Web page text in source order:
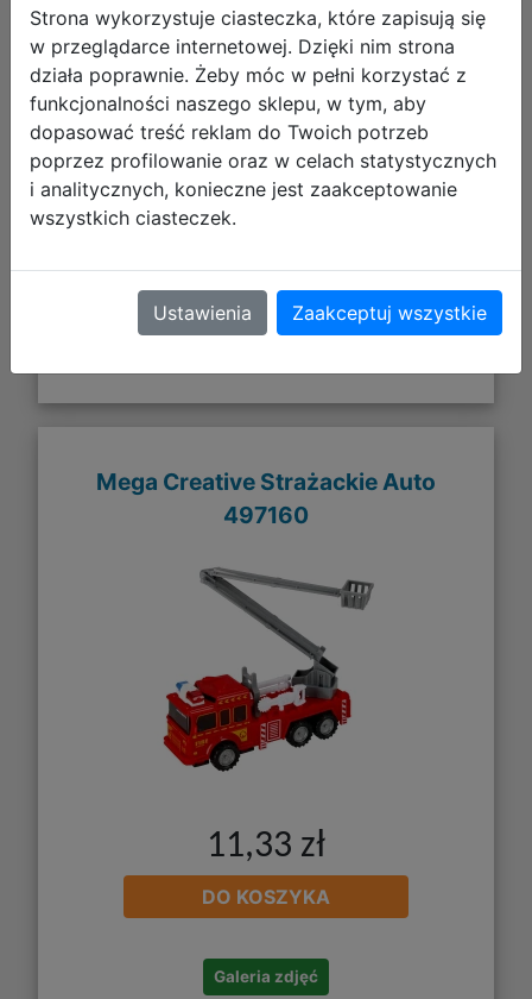
17,42 zł
DO KOSZYKA
Galeria zdjęć
Mega Creative Strażackie Auto
497160
11,33 zł
DO KOSZYKA
Galeria zdjęć
Strona wykorzystuje ciasteczka, które zapisują się
w przeglądarce internetowej. Dzięki nim strona
działa poprawnie. Żeby móc w pełni korzystać z
funkcjonalności naszego sklepu, w tym, aby
dopasować treść reklam do Twoich potrzeb
poprzez profilowanie oraz w celach statystycznych
i analitycznych, konieczne jest zaakceptowanie
wszystkich ciasteczek.
Ustawienia Zaakceptuj wszystkie